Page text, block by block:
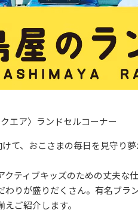
エア〉ランドセルコーナー
て、おこさまの毎日を見守り
クティブキッズのための丈夫な
わりが盛りだくさん。有名ブラ
ご紹介します。